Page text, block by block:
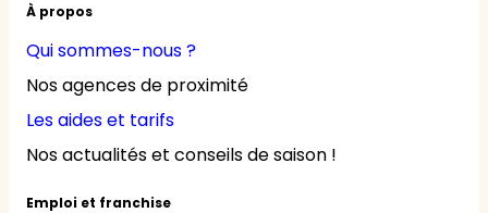
À propos
Qui sommes-nous ?
Nos agences de proximité
Les aides et tarifs
Nos actualités et conseils de saison !
Emploi et franchise